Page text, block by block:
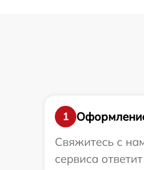
1
Свяжитесь с
сервиса